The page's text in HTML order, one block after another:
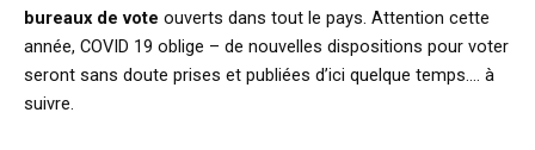
bureaux de vote ouverts dans tout le pays. Attention cette
année, COVID 19 oblige – de nouvelles dispositions pour voter
seront sans doute prises et publiées d’ici quelque temps…. à
suivre.